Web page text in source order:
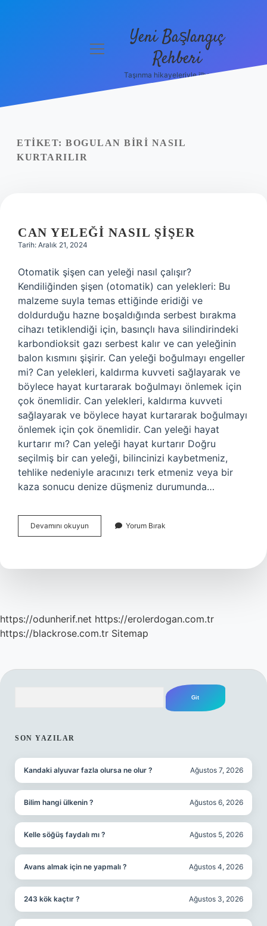
Politikası
Yasal Uyarı
menüyü
Yeni Başlangıç
Rehberi
Taşınma hikayeleriyle ilham bul!
ETIKET: BOGULAN BIRI NASIL
KURTARILIR
CAN YELEĞI NASIL ŞIŞER
Tarih: Aralık 21, 2024
Otomatik şişen can yeleği nasıl çalışır?
Kendiliğinden şişen (otomatik) can yelekleri: Bu
malzeme suyla temas ettiğinde eridiği ve
doldurduğu hazne boşaldığında serbest bırakma
cihazı tetiklendiği için, basınçlı hava silindirindeki
karbondioksit gazı serbest kalır ve can yeleğinin
balon kısmını şişirir. Can yeleği boğulmayı engeller
mi? Can yelekleri, kaldırma kuvveti sağlayarak ve
böylece hayat kurtararak boğulmayı önlemek için
çok önemlidir. Can yelekleri, kaldırma kuvveti
sağlayarak ve böylece hayat kurtararak boğulmayı
önlemek için çok önemlidir. Can yeleği hayat
kurtarır mı? Can yeleği hayat kurtarır Doğru
seçilmiş bir can yeleği, bilincinizi kaybetmeniz,
tehlike nedeniyle aracınızı terk etmeniz veya bir
kaza sonucu denize düşmeniz durumunda…
Devamını okuyun
Yeleği
Yorum Bırak
https://odunherif.net https://erolerdogan.com.tr
https://blackrose.com.tr Sitemap
SON YAZILAR
Kandaki alyuvar fazla olursa ne olur ? Ağustos 7, 2026
Bilim hangi ülkenin ? Ağustos 6, 2026
Kelle söğüş faydalı mı ? Ağustos 5, 2026
Avans almak için ne yapmalı ? Ağustos 4, 2026
243 kök kaçtır ? Ağustos 3, 2026